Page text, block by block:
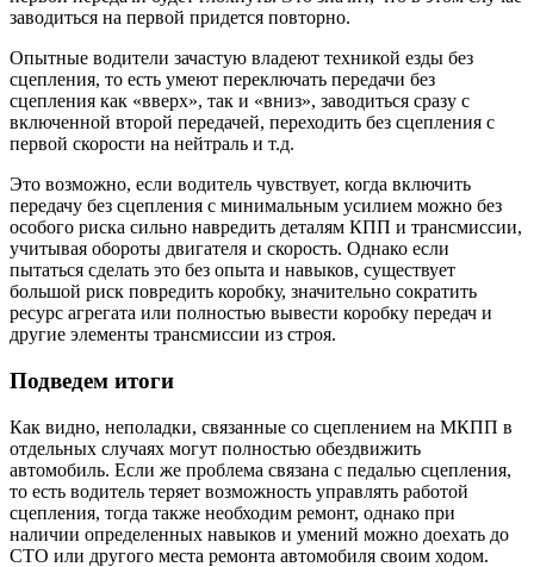
заводиться на первой придется повторно.
Опытные водители зачастую владеют техникой езды без
сцепления, то есть умеют переключать передачи без
сцепления как «вверх», так и «вниз», заводиться сразу с
включенной второй передачей, переходить без сцепления с
первой скорости на нейтраль и т.д.
Это возможно, если водитель чувствует, когда включить
передачу без сцепления с минимальным усилием можно без
особого риска сильно навредить деталям КПП и трансмиссии,
учитывая обороты двигателя и скорость. Однако если
пытаться сделать это без опыта и навыков, существует
большой риск повредить коробку, значительно сократить
ресурс агрегата или полностью вывести коробку передач и
другие элементы трансмиссии из строя.
Подведем итоги
Как видно, неполадки, связанные со сцеплением на МКПП в
отдельных случаях могут полностью обездвижить
автомобиль. Если же проблема связана с педалью сцепления,
то есть водитель теряет возможность управлять работой
сцепления, тогда также необходим ремонт, однако при
наличии определенных навыков и умений можно доехать до
СТО или другого места ремонта автомобиля своим ходом.